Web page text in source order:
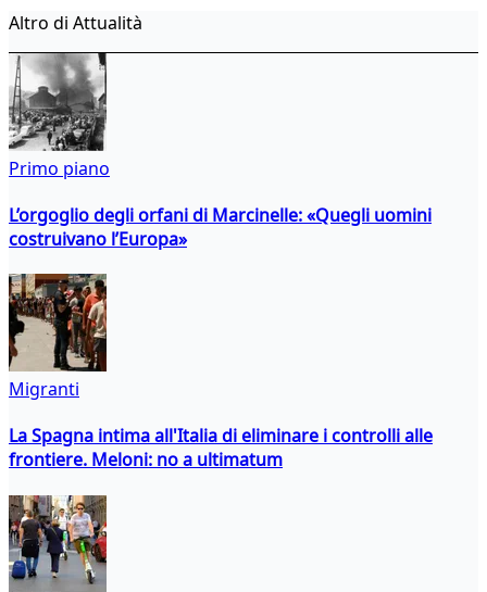
Altro di Attualità
Primo piano
L’orgoglio degli orfani di Marcinelle: «Quegli uomini
costruivano l’Europa»
Migranti
La Spagna intima all'Italia di eliminare i controlli alle
frontiere. Meloni: no a ultimatum